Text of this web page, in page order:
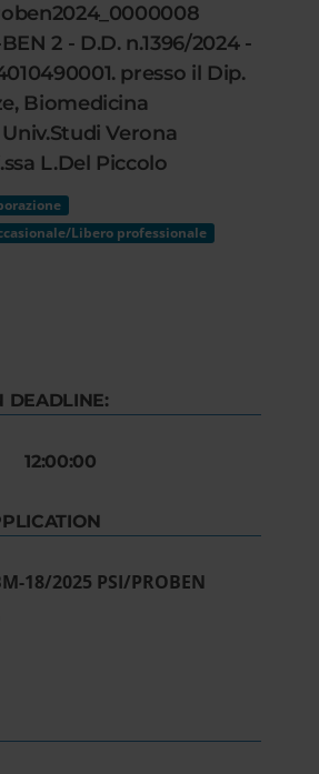
2 - D.D. n.1396/2024 -
presso il Dip.
Biomedicina
Verona
L.Del Piccolo
Libero professionale
DEADLINE:
12:00:00
18/2025 PSI/PROBEN